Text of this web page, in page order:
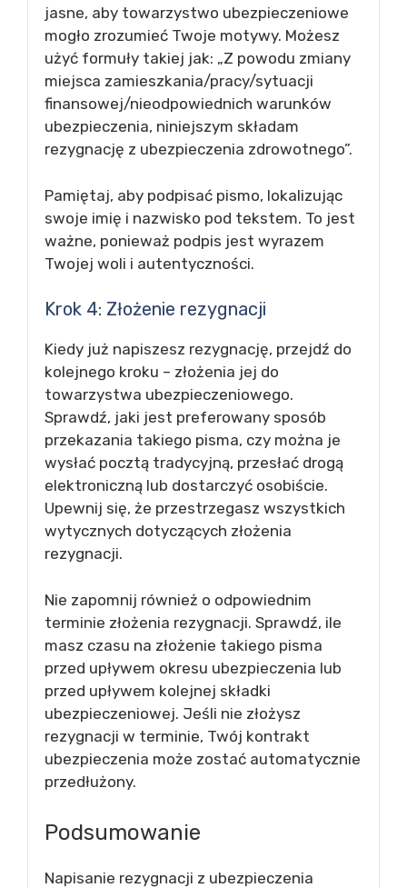
jasne, aby towarzystwo ubezpieczeniowe
mogło zrozumieć Twoje motywy. Możesz
użyć formuły takiej jak: „Z powodu zmiany
miejsca zamieszkania/pracy/sytuacji
finansowej/nieodpowiednich warunków
ubezpieczenia, niniejszym składam
rezygnację z ubezpieczenia zdrowotnego”.
Pamiętaj, aby podpisać pismo, lokalizując
swoje imię i nazwisko pod tekstem. To jest
ważne, ponieważ podpis jest wyrazem
Twojej woli i autentyczności.
Krok 4: Złożenie rezygnacji
Kiedy już napiszesz rezygnację, przejdź do
kolejnego kroku – złożenia jej do
towarzystwa ubezpieczeniowego.
Sprawdź, jaki jest preferowany sposób
przekazania takiego pisma, czy można je
wysłać pocztą tradycyjną, przesłać drogą
elektroniczną lub dostarczyć osobiście.
Upewnij się, że przestrzegasz wszystkich
wytycznych dotyczących złożenia
rezygnacji.
Nie zapomnij również o odpowiednim
terminie złożenia rezygnacji. Sprawdź, ile
masz czasu na złożenie takiego pisma
przed upływem okresu ubezpieczenia lub
przed upływem kolejnej składki
ubezpieczeniowej. Jeśli nie złożysz
rezygnacji w terminie, Twój kontrakt
ubezpieczenia może zostać automatycznie
przedłużony.
Podsumowanie
Napisanie rezygnacji z ubezpieczenia